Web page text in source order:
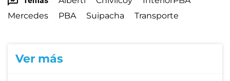
Mercedes
PBA Suipacha Transporte
Ver más